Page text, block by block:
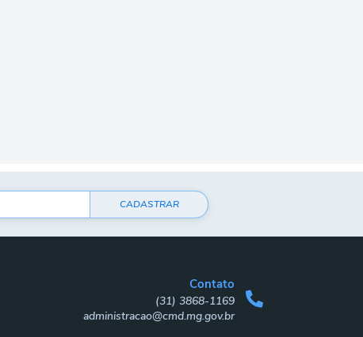
CADASTRAR
Contato
(31) 3868-1169
administracao@cmd.mg.gov.br